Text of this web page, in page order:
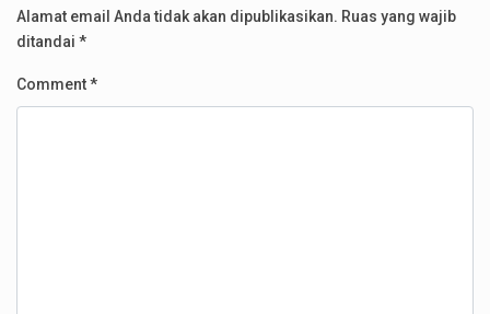
Alamat email Anda tidak akan dipublikasikan. Ruas yang wajib
ditandai *
Comment*